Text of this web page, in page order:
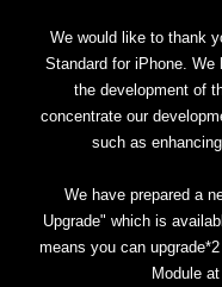
We would like to thank
Standard for iPhone. We
the development of
concentrate our
such as
We have prepared a
Upgrade" which is
means you can
Module